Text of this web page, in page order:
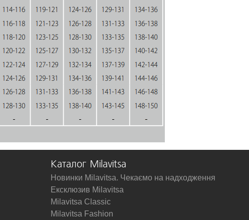
Каталог Milavitsa
Новинки Milavitsa. Чекаємо на надходження
Ексклюзив Milavitsa
Milavitsa Classic
Milavitsa Fashion